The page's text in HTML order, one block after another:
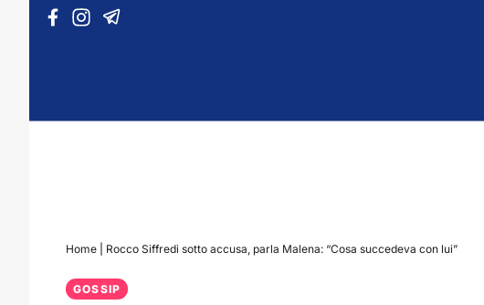
Vai al contenuto
Home Rocco Siffredi sotto accusa, parla Malena: “Cosa succedeva con lui”
GOSSIP